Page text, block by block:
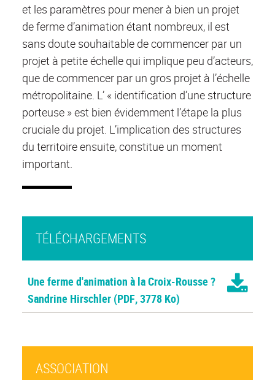
et les paramètres pour mener à bien un projet
de ferme d’animation étant nombreux, il est
sans doute souhaitable de commencer par un
projet à petite échelle qui implique peu d’acteurs,
que de commencer par un gros projet à l’échelle
métropolitaine. L’ « identification d’une structure
porteuse » est bien évidemment l’étape la plus
cruciale du projet. L’implication des structures
du territoire ensuite, constitue un moment
important.
TÉLÉCHARGEMENTS
Une ferme d'animation à la Croix-Rousse ?
Sandrine Hirschler (PDF, 3778 Ko)
ASSOCIATION